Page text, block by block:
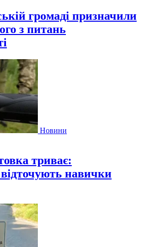
громаді призначили
з питань
Новини
триває:
навички